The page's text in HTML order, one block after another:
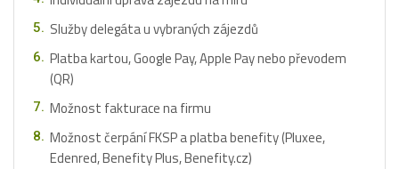
Služby delegáta u vybraných zájezdů
Platba kartou, Google Pay, Apple Pay nebo převodem
(QR)
Možnost fakturace na firmu
Možnost čerpání FKSP a platba benefity (Pluxee,
Edenred, Benefity Plus, Benefity.cz)